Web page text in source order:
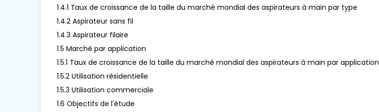
1.4.1 Taux de croissance de la taille du marché mondial des aspirateurs à main par type
1.4.2 Aspirateur sans fil
1.4.3 Aspirateur filaire
1.5 Marché par application
1.5.1 Taux de croissance de la taille du marché mondial des aspirateurs à main par application
1.5.2 Utilisation résidentielle
1.5.3 Utilisation commerciale
1.6 Objectifs de l'étude